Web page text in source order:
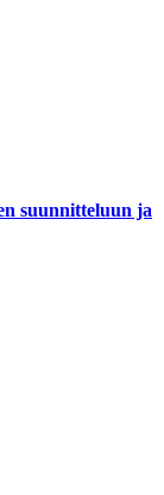
suunnitteluun ja